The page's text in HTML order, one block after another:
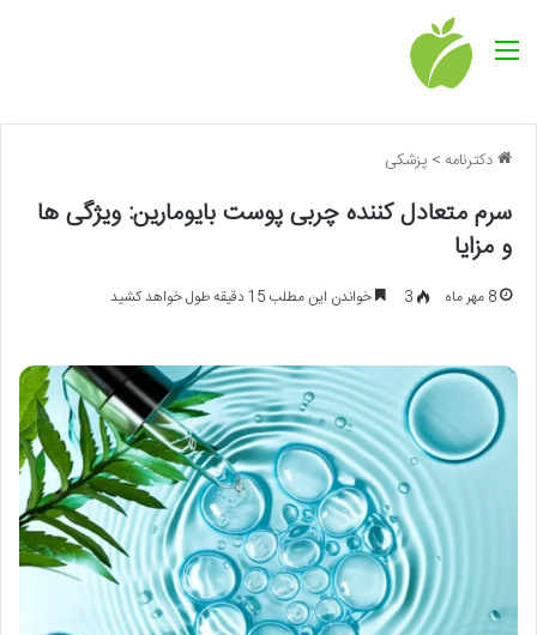
منو
دکترنامه > پزشکی
سرم متعادل کننده چربی پوست بایومارین: ویژگی ها
و مزایا
8 مهر ماه 3 خواندن این مطلب 15 دقیقه طول خواهد کشید